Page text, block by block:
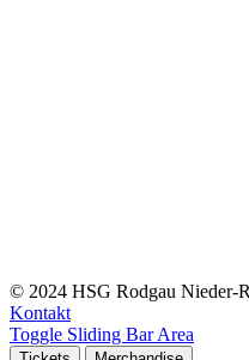
© 2024 HSG Rodgau Nieder-
Kontakt
Toggle Sliding Bar Area